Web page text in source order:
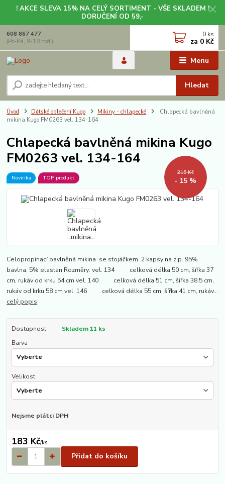
! AKCE SLEVA 15% NA CELÝ SORTIMENT - VŠE SKLADEM !
DORUČENÍ OD 59,-
Menu
Hledat
608 867 477
(Po-Pá, 9-18 hod.)
0 ks
za 0 Kč
Úvod Dětské oblečení Kugo Mikiny - chlapecké
Chlapecká bavlněná
mikina Kugo FM0263 vel. 134-164
Chlapecká bavlněná mikina Kugo
FM0263 vel. 134-164
Novinka TOP produkt
215 Kč
- 15 %
Celopropínací bavlněná mikina se stojáčkem. 2 kapsy na zip. 95%
bavlna, 5% elastan Rozměry: vel. 134 celková délka 50 cm, šířka 37
cm, rukáv od krku 54 cm vel. 140 celková délka 51 cm, šířka 38,5 cm,
rukáv od krku 58 cm vel. 146 celková délka 55 cm, šířka 41 cm, rukáv...
celý popis
Dostupnost
Skladem 11 ks
Barva
Velikost
Nejsme plátci DPH
183 Kč/ks
Přidat do košíku